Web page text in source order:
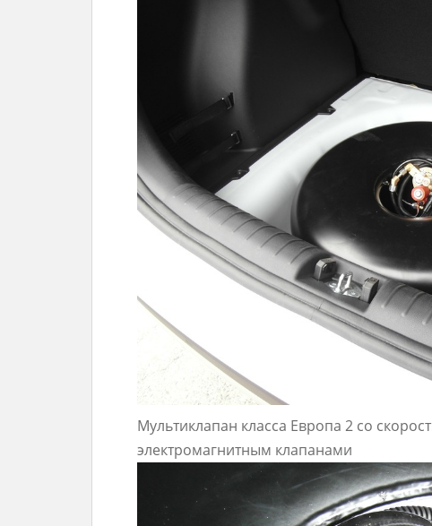
Мультиклапан класса Европа 2 со
электромагнитным клапанами